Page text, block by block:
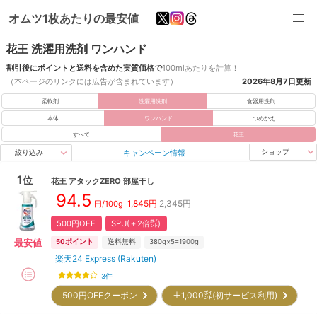
オムツ1枚あたりの最安値
花王 洗濯用洗剤 ワンハンド
割引後にポイントと送料を含めた実質価格で100mlあたりを計算！
（本ページのリンクには広告が含まれています）
2026年8月7日更新
柔軟剤 洗濯用洗剤 食器用洗剤
本体 ワンハンド つめかえ
すべて 花王
絞り込み キャンペーン情報 ショップ
1位
最安値
花王 アタックZERO 部屋干し
94.5 円/100g 1,845円 2,345円
500円OFF SPU(＋2倍㌽)
50ポイント 送料無料 380g×5=1900g
楽天24 Express (Rakuten)
3件
500円OFFクーポン ＋1,000㌽(初サービス利用)